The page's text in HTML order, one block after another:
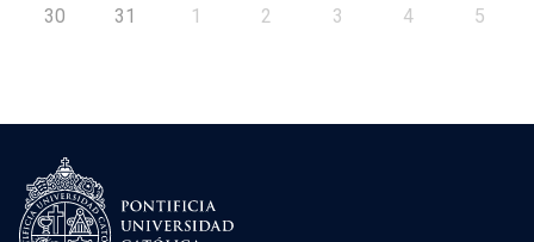
30 31 1 2 3 4 5